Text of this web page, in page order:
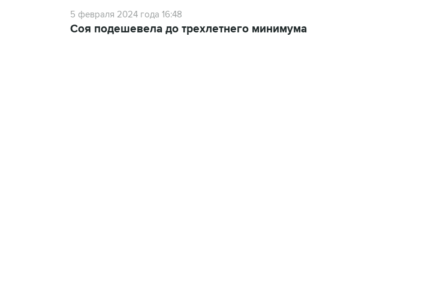
5 февраля 2024 года 16:48
Соя подешевела до трехлетнего минимума